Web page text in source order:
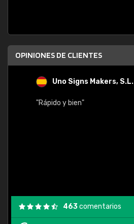
OPINIONES DE CLIENTES
Uno Signs Makers, S.L.
"Rápido y bien"
463comentarios